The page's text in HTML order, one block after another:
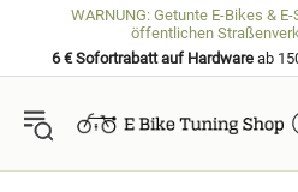
WARNUNG: Getunte E-Bikes &
öffentlichen
6 € Sofortrabatt auf Hardwareab